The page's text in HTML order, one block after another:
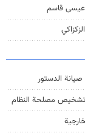
قاسم
الدستور
مصلحة النظام